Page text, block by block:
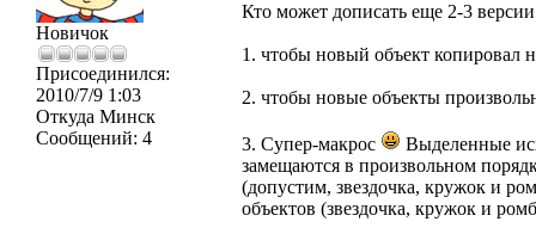
Новичок
Присоединился:
2010/7/9 1:03
Откуда Минск
Сообщений: 4
Кто может дописать еще 2-3
1. чтобы новый объект копировал
2. чтобы новые объекты
3. Супер-макрос
Выделенные
замещаются в произвольном
(допустим, звездочка, кружок и
объектов (звездочка, кружок и